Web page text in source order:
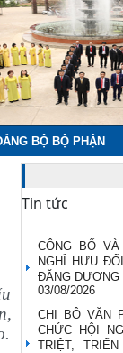
BỘ BỘ PHẬN
Tin tức
BẢN TIN
SỰ KIỆN Y
31/2026 (từ
04/08/2026
TẬP HUẤN
ĐA KHOA KHU
SỐT RÉT
TEST CHẨN...
04/08/2026
phiện trên địa
CÔNG BỐ
NGHỈ HƯU
ĐĂNG DƯƠNG
03/08/2026
CHI BỘ VĂN
CHỨC HỘI
TRIỆT,